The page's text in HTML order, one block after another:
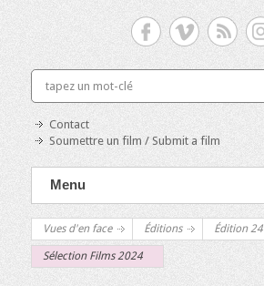
Contact
Soumettre un film / Submit a film
Menu
Vues d'en face Éditions Édition
Sélection Films 2024